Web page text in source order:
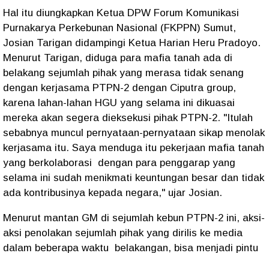
Hal itu diungkapkan Ketua DPW Forum Komunikasi
Purnakarya Perkebunan Nasional (FKPPN) Sumut,
Josian Tarigan didampingi Ketua Harian Heru Pradoyo.
Menurut Tarigan, diduga para mafia tanah ada di
belakang sejumlah pihak yang merasa tidak senang
dengan kerjasama PTPN-2 dengan Ciputra group,
karena lahan-lahan HGU yang selama ini dikuasai
mereka akan segera dieksekusi pihak PTPN-2. "Itulah
sebabnya muncul pernyataan-pernyataan sikap menolak
kerjasama itu. Saya menduga itu pekerjaan mafia tanah
yang berkolaborasi dengan para penggarap yang
selama ini sudah menikmati keuntungan besar dan tidak
ada kontribusinya kepada negara," ujar Josian.
Menurut mantan GM di sejumlah kebun PTPN-2 ini, aksi-
aksi penolakan sejumlah pihak yang dirilis ke media
dalam beberapa waktu belakangan, bisa menjadi pintu